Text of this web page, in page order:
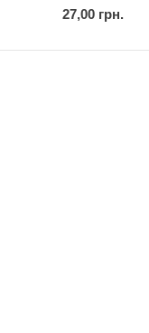
Звичайний, 10 г
27,00 грн.